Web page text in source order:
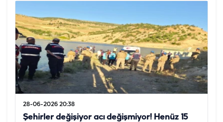
28-06-2026 20:38
Şehirler değişiyor acı değişmiyor! Henüz 15